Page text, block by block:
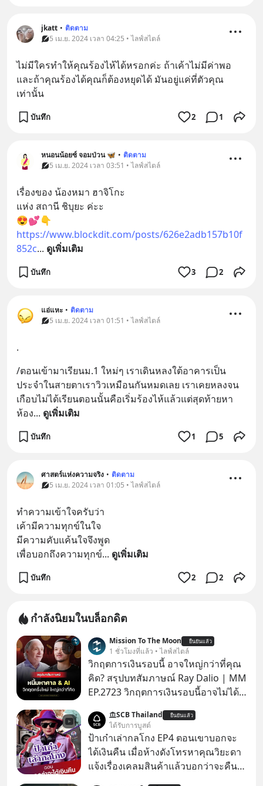
jkatt • ติดตาม
5 เม.ย. 2024 เวลา 04:25 • ไลฟ์สไตล์
ไม่มีใครทำให้คุณร้องไห้ได้หรอกค่ะ ถ้าเค้าไม่มีค่าพอ
และถ้าคุณร้องได้คุณก็ต้องหยุดได้ มันอยู่แค่ที่ตัวคุณ
เท่านั้น
บันทึก 2 1
หนอนน้อยซ์ จอมป่วน 🦋 • ติดตาม
5 เม.ย. 2024 เวลา 03:51 • ไลฟ์สไตล์
เรื่องของ น้องหมา ฮาจิโกะ
แห่ง สถานี ชิบุยะ ค่ะะ
😍💕👇
https://www.blockdit.com/posts/626e2adb157b10f
852c... ดูเพิ่มเติม
บันทึก 3 2
แอ่แหะ • ติดตาม
5 เม.ย. 2024 เวลา 01:51 • ไลฟ์สไตล์
.
/ตอนเข้ามาเรียนม.1 ใหม่ๆ เราเดินหลงใต้อาคารเป็น
ประจำในสายตาเราวิวเหมือนกันหมดเลย เราเคยหลงจน
เกือบไม่ได้เรียนตอนนั้นคือเริ่มร้องไห้แล้วแต่สุดท้ายหา
ห้อง... ดูเพิ่มเติม
บันทึก 1 5
ศาสตร์แห่งความจริง • ติดตาม
5 เม.ย. 2024 เวลา 01:05 • ไลฟ์สไตล์
ทำความเข้าใจครับว่า
เค้ามีความทุกข์ในใจ
มีความคับแค้นใจจึงพูด
เพื่อบอกถึงความทุกข์... ดูเพิ่มเติม
บันทึก 2 2
กำลังนิยมในบล็อกดิต
Mission To The Moon ยืนยันแล้ว
1 ชั่วโมงที่แล้ว • ไลฟ์สไตล์
วิกฤตการเงินรอบนี้ อาจใหญ่กว่าที่คุณ
คิด? สรุปบทสัมภาษณ์ Ray Dalio | MM
EP.2723 วิกฤตการเงินรอบนี้อาจไม่ได้
Dalio ชายผู้เคยทำนายวิกฤตเศรษฐกิจ
มาแล้วหลายต่อหลายครั้ง ออกมาส่ง
สัญญาณเตือนระเบิดเวลาลูกใหม่ที่
กำลังก่อตัวขึ้น จาก "ระเบิดหนี้สิน
SCB Thailand ยืนยันแล้ว
ได้รับการบูสต์
ป้าเก๋าเล่ากลโกง EP4 ตอนเขาบอกจะ
ได้เงินคืน เมื่อห้างดังโทรหาคุณวิยะดา
แจ้งเรื่องเคลมสินค้าแล้วบอกว่าจะคืน